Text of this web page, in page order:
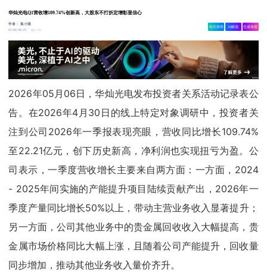
华灿光电Q1营收增109.74%创新高，大股东不打折定增彰显信心
作者：集小微
05-06 08:25
1.2w
相关舆情 AI解读 生成海报
2026年05月06日，华灿光电发布投资者关系活动记录表公
告。在2026年4月30日的线上特定对象调研中，投资者关
注到公司2026年一季报表现亮眼，营收同比增长109.74%
至22.21亿元，创下历史新高，净利润也实现扭亏为盈。公
司表示，一季度营收增长主要来自两方面：一方面，2024
- 2025年间实施的产能提升项目陆续贡献产出，2026年一
季度产量同比增长50%以上，带动主营业务收入显著提升；
另一方面，公司其他业务中的贵金属回收收入大幅提高，贵
金属市场价格同比大幅上涨，且随着公司产能提升，回收量
同步增加，推动其他业务收入量价齐升。